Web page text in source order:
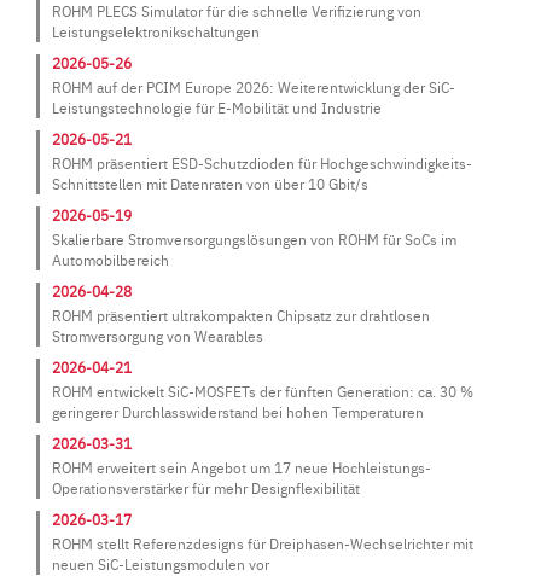
ROHM PLECS Simulator für die schnelle Verifizierung von
Leistungselektronikschaltungen
2026-05-26
ROHM auf der PCIM Europe 2026: Weiterentwicklung der SiC-
Leistungstechnologie für E-Mobilität und Industrie
2026-05-21
ROHM präsentiert ESD-Schutzdioden für Hochgeschwindigkeits-
Schnittstellen mit Datenraten von über 10 Gbit/s
2026-05-19
Skalierbare Stromversorgungslösungen von ROHM für SoCs im
Automobilbereich
2026-04-28
ROHM präsentiert ultrakompakten Chipsatz zur drahtlosen
Stromversorgung von Wearables
2026-04-21
ROHM entwickelt SiC-MOSFETs der fünften Generation: ca. 30 %
geringerer Durchlasswiderstand bei hohen Temperaturen
2026-03-31
ROHM erweitert sein Angebot um 17 neue Hochleistungs-
Operationsverstärker für mehr Designflexibilität
2026-03-17
ROHM stellt Referenzdesigns für Dreiphasen-Wechselrichter mit
neuen SiC-Leistungsmodulen vor